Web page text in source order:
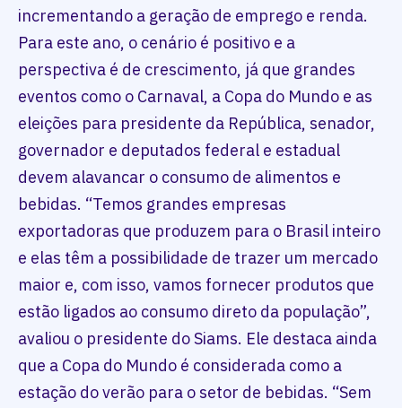
incrementando a geração de emprego e renda.
Para este ano, o cenário é positivo e a
perspectiva é de crescimento, já que grandes
eventos como o Carnaval, a Copa do Mundo e as
eleições para presidente da República, senador,
governador e deputados federal e estadual
devem alavancar o consumo de alimentos e
bebidas. “Temos grandes empresas
exportadoras que produzem para o Brasil inteiro
e elas têm a possibilidade de trazer um mercado
maior e, com isso, vamos fornecer produtos que
estão ligados ao consumo direto da população”,
avaliou o presidente do Siams. Ele destaca ainda
que a Copa do Mundo é considerada como a
estação do verão para o setor de bebidas. “Sem